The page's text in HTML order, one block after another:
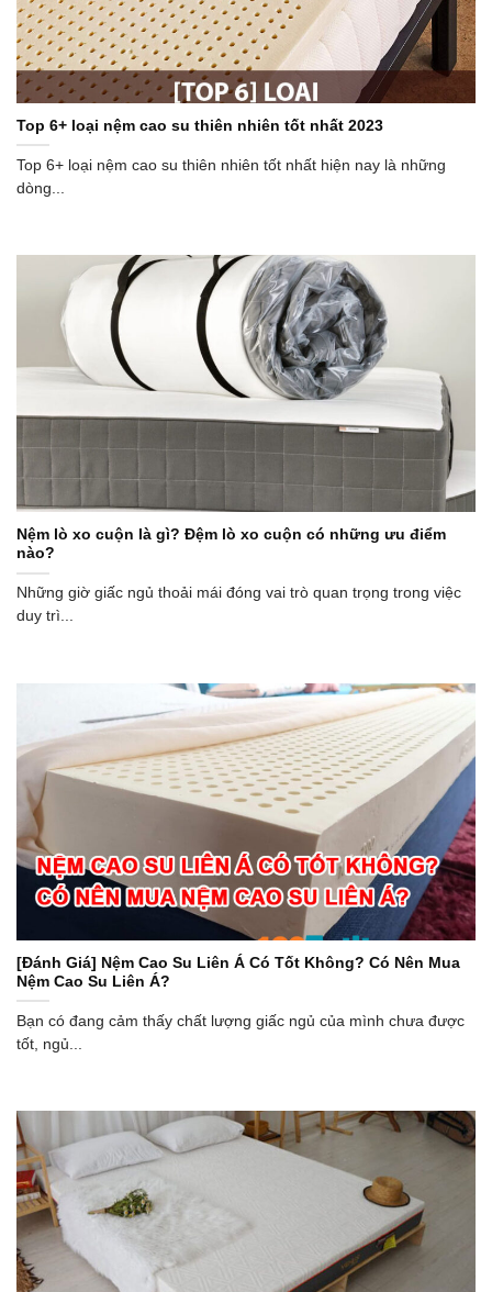
Top 6+ loại nệm cao su thiên nhiên tốt nhất 2023
Top 6+ loại nệm cao su thiên nhiên tốt nhất hiện nay là những
dòng...
Nệm lò xo cuộn là gì? Đệm lò xo cuộn có những ưu điểm
nào?
Những giờ giấc ngủ thoải mái đóng vai trò quan trọng trong việc
duy trì...
[Đánh Giá] Nệm Cao Su Liên Á Có Tốt Không? Có Nên Mua
Nệm Cao Su Liên Á?
Bạn có đang cảm thấy chất lượng giấc ngủ của mình chưa được
tốt, ngủ...